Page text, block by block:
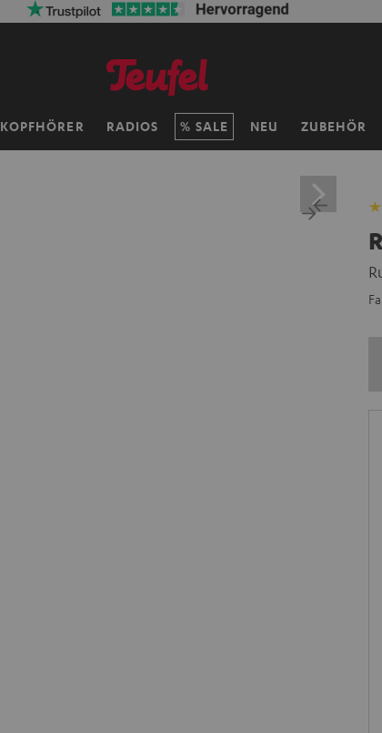
KOPFHÖRER RADIOS SALE NEU ZUBEHÖR